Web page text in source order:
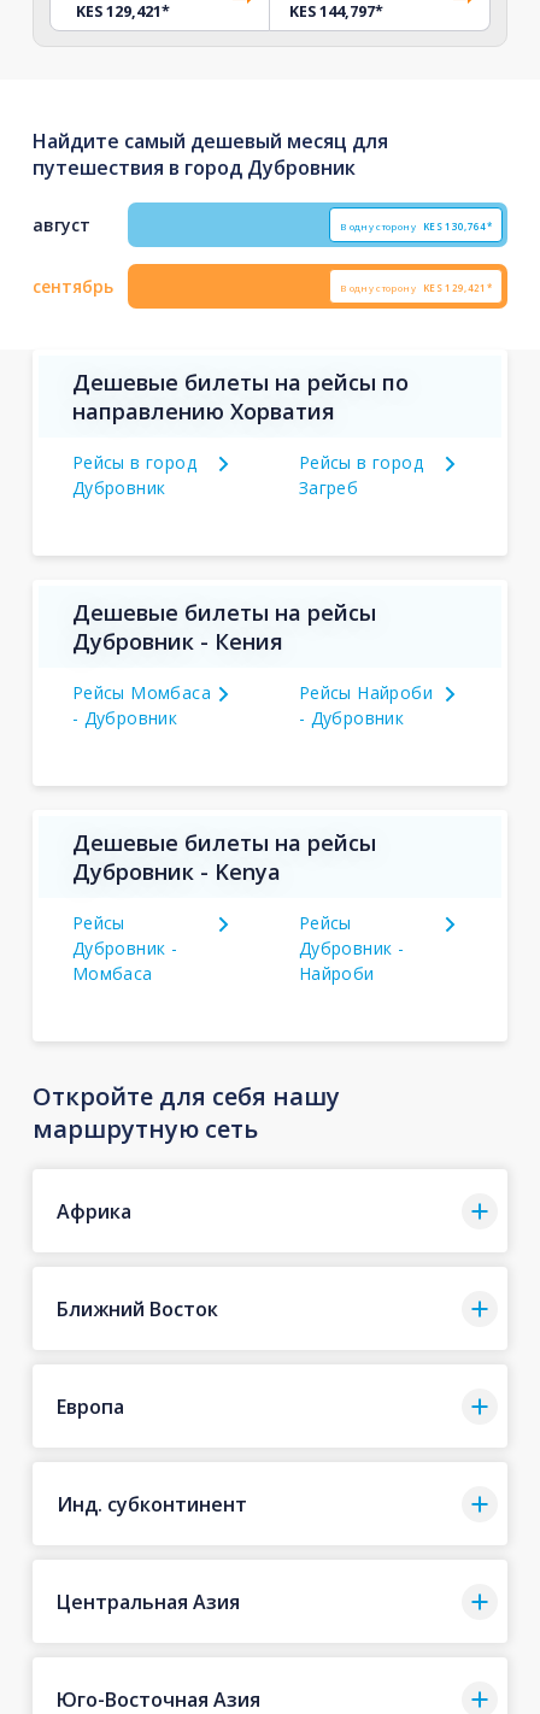
KES 129,421*
KES 144,797*
Найдите самый дешевый месяц для
путешествия в город Дубровник
август В одну сторону KES 130,764*
сентябрь В одну сторону KES 129,421*
Дешевые билеты на рейсы по
направлению Хорватия
Рейсы в город
Дубровник
Рейсы в город
Загреб
Дешевые билеты на рейсы
Дубровник - Кения
Рейсы Момбаса
- Дубровник
Рейсы Найроби
- Дубровник
Дешевые билеты на рейсы
Дубровник - Kenya
Рейсы
Дубровник -
Момбаса
Рейсы
Дубровник -
Найроби
Откройте для себя нашу
маршрутную сеть
Африка
Ближний Восток
Европа
Инд. субконтинент
Центральная Азия
Юго-Восточная Азия